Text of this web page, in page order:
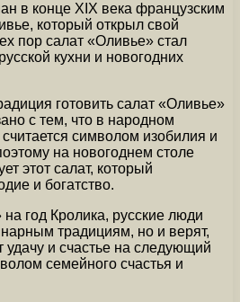
в конце XIX века французским
который открыл свой
пор салат «Оливье» стал
кухни и новогодних
готовить салат «Оливье»
с тем, что в народном
символом изобилия и
на новогоднем столе
этот салат, который
и богатство.
год Кролика, русские люди
традициям, но и верят,
удачу и счастье на следующий
семейного счастья и